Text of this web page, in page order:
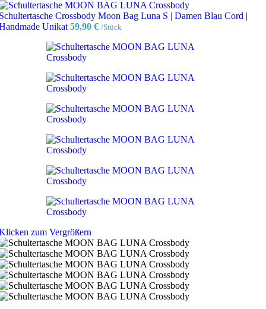
Crossbody Moon Bag Luna S | Damen Blau Cord |
Unikat 59,90 € /Stück
zum Vergrößern